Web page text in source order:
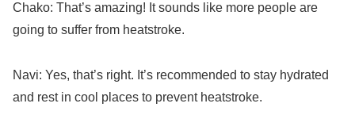
Chako: That’s amazing! It sounds like more people are
going to suffer from heatstroke.
Navi: Yes, that’s right. It’s recommended to stay hydrated
and rest in cool places to prevent heatstroke.